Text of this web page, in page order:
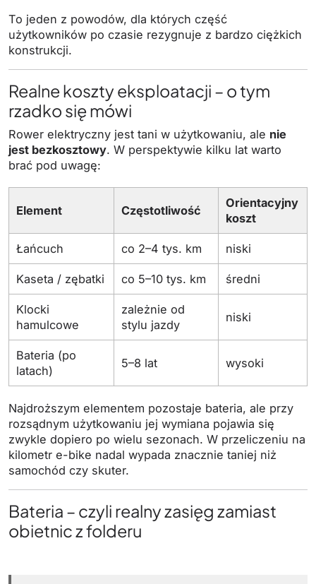
To jeden z powodów, dla których część
użytkowników po czasie rezygnuje z bardzo ciężkich
konstrukcji.
Realne koszty eksploatacji – o tym
rzadko się mówi
Rower elektryczny jest tani w użytkowaniu, ale nie
jest bezkosztowy. W perspektywie kilku lat warto
brać pod uwagę:
Element Częstotliwość
Orientacyjny
koszt
Łańcuch co 2–4 tys. km niski
Kaseta / zębatki co 5–10 tys. km średni
Klocki
hamulcowe
zależnie od
stylu jazdy
niski
Bateria (po
latach)
5–8 lat wysoki
Najdroższym elementem pozostaje bateria, ale przy
rozsądnym użytkowaniu jej wymiana pojawia się
zwykle dopiero po wielu sezonach. W przeliczeniu na
kilometr e-bike nadal wypada znacznie taniej niż
samochód czy skuter.
Bateria – czyli realny zasięg zamiast
obietnic z folderu